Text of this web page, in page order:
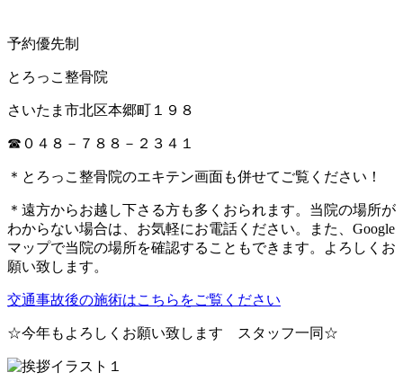
予約優先制
とろっこ整骨院
さいたま市北区本郷町１９８
☎０４８－７８８－２３４１
＊とろっこ整骨院のエキテン画面も併せてご覧ください！
＊遠方からお越し下さる方も多くおられます。当院の場所が
わからない場合は、お気軽にお電話ください。また、Google
マップで当院の場所を確認することもできます。よろしくお
願い致します。
交通事故後の施術はこちらをご覧ください
☆今年もよろしくお願い致します スタッフ一同☆